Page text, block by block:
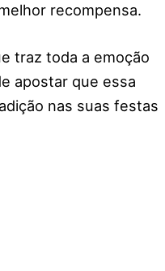
recompensa.
traz toda a emoção
apostar que essa
nas suas festas